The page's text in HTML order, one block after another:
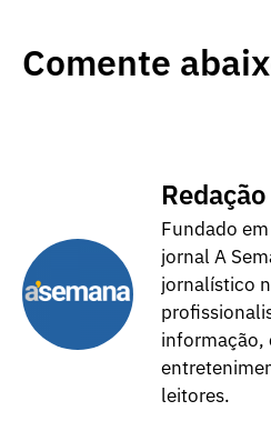
Comente
Redação
Fundado
jornal A
jornalístico
informação,
leitores.